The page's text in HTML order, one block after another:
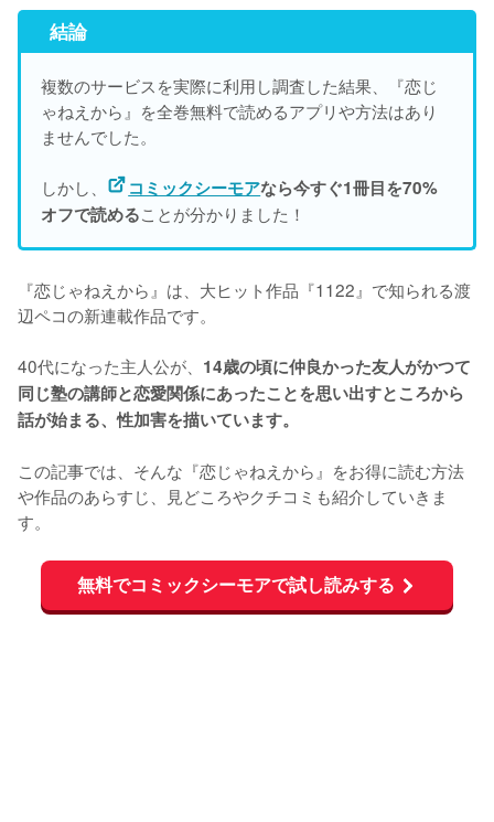
結論
複数のサービスを実際に利用し調査した結果、『恋じ
ゃねえから』を全巻無料で読めるアプリや方法はあり
ませんでした。
しかし、 コミックシーモアなら今すぐ1冊目を70%
オフで読めることが分かりました！
『恋じゃねえから』は、大ヒット作品『1122』で知られる渡
辺ペコの新連載作品です。
40代になった主人公が、 14歳の頃に仲良かった友人がかつて
同じ塾の講師と恋愛関係にあったことを思い出すところから
話が始まる、性加害を描いています。
この記事では、そんな『恋じゃねえから』をお得に読む方法
や作品のあらすじ、見どころやクチコミも紹介していきま
す。
無料でコミックシーモアで試し読みする